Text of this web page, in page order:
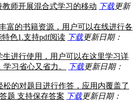
师开展混合式学习的移动 下载更新
富的书籍资源，用户可以在线进行各
色1.支持pdf阅读 下载更新日期：
进行使用，用户可以在这里学习详
习省心又省力。
下载更新日期：
的对题目进行作答，应用内覆盖了
题 支持保存答案 下载更新日期：